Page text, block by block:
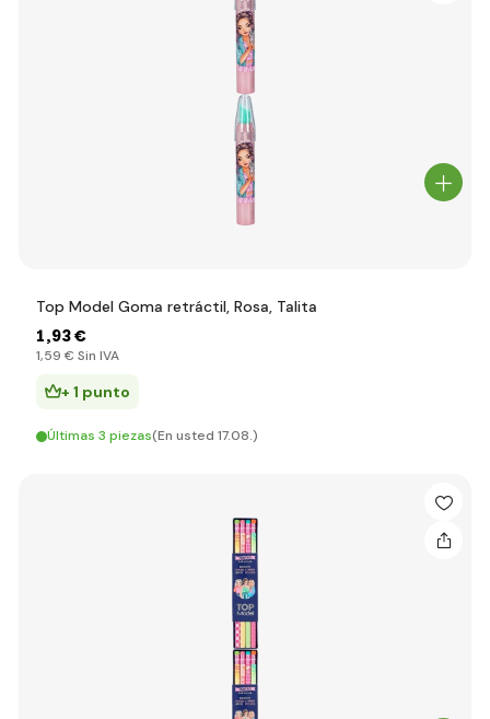
Top Model Goma retráctil, Rosa, Talita
1,93 €
1,59 € Sin IVA
+ 1 punto
Últimas 3 piezas(En usted 17.08.)